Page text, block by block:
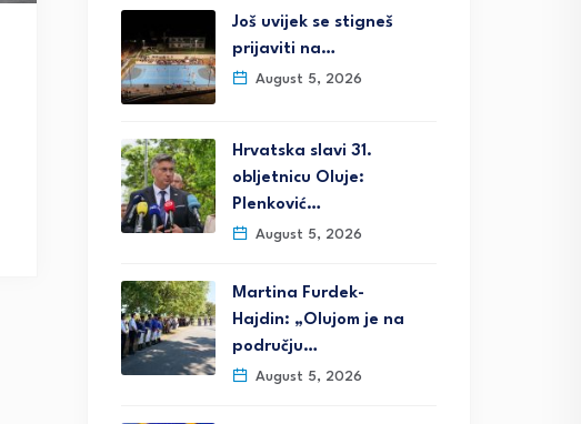
Još uvijek se stigneš
prijaviti na…
August 5, 2026
Hrvatska slavi 31.
obljetnicu Oluje:
Plenković…
August 5, 2026
Martina Furdek-
Hajdin: „Olujom je na
području…
August 5, 2026